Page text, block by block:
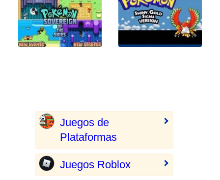
Juegos de
Plataformas
Juegos Roblox